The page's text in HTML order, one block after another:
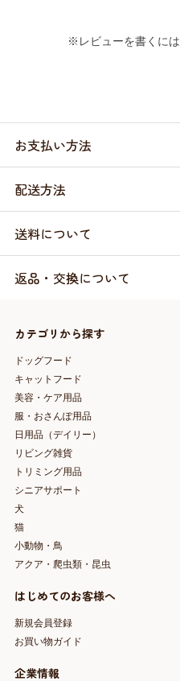
※レビューを書くには
お支払い方法
配送方法
送料について
返品・交換について
カテゴリから探す
ドッグフード
キャットフード
美容・ケア用品
服・おさんぽ用品
日用品（デイリー）
リビング雑貨
トリミング用品
シニアサポート
犬
猫
小動物・鳥
アクア・爬虫類・昆虫
はじめてのお客様へ
新規会員登録
お買い物ガイド
企業情報